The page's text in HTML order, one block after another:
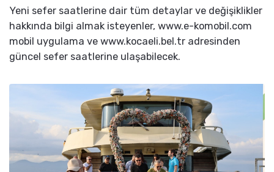
Yeni sefer saatlerine dair tüm detaylar ve değişiklikler
hakkında bilgi almak isteyenler, www.e-komobil.com
mobil uygulama ve www.kocaeli.bel.tr adresinden
güncel sefer saatlerine ulaşabilecek.